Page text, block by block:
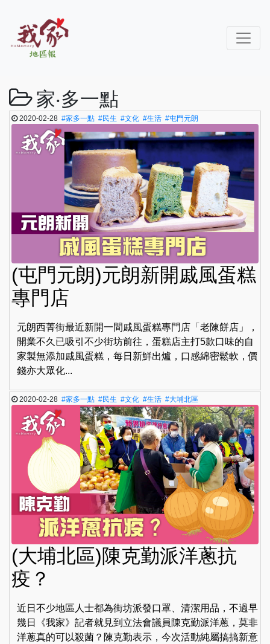
家‧多一點
2020-02-28#家多一點 #民生 #文化 #生活 #屯門元朗
(屯門元朗)元朗新開戚風蛋糕
專門店
元朗西菁街最近新開一間戚風蛋糕專門店「老陳餅店」，
開業不久已吸引不少街坊前往，蛋糕店主打5款口味的自
家製無添加戚風蛋糕，每日新鮮出爐，口感綿密鬆軟，價
錢亦大眾化...
2020-02-28#家多一點 #民生 #文化 #生活 #大埔北區
(大埔北區)陳克勤派洋蔥抗
疫？
近日不少地區人士都為街坊派發口罩、清潔用品，不過早
幾日《我家》記者就見到立法會議員陳克勤派洋蔥，莫非
洋蔥真的可以殺菌？陳克勤表示，今次活動純屬搞搞新意